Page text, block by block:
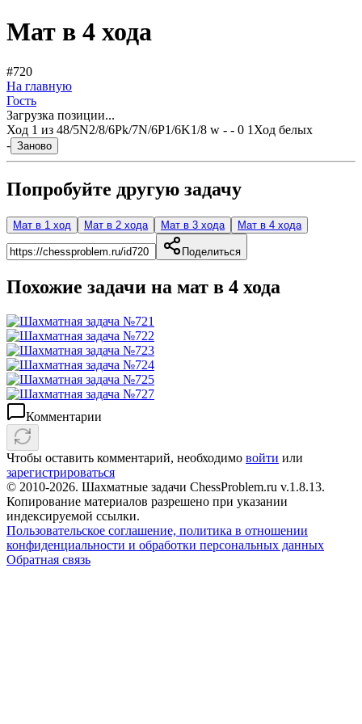
Мат в 4 хода
#720
На главную
Гость
Загрузка позиции...
Ход 1 из 48/5N2/8/6Pk/7N/6P1/6K1/8 w - - 0 1 Ход белых
- Заново
Попробуйте другую задачу
Мат в 1 ход Мат в 2 хода Мат в 3 хода Мат в 4 хода
Поделиться
Похожие задачи на мат в 4 хода
Комментарии
Чтобы оставить комментарий, необходимо войти или
зарегистрироваться
© 2010-2026. Шахматные задачи ChessProblem.ru v.1.8.13.
Копирование материалов разрешено при указании
индексируемой ссылки.
Пользовательское соглашение, политика в отношении
конфиденциальности и обработки персональных данных
Обратная связь